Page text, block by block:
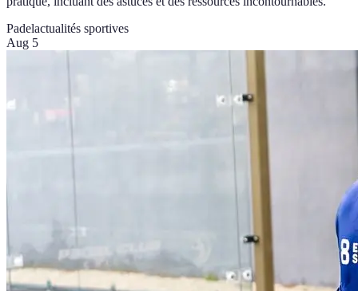
Padelactualités sportives
Aug 5